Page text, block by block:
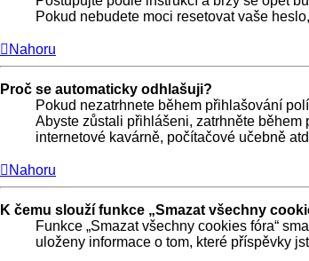
Pokud nebudete moci resetovat vaše
Nahoru
Proč se automaticky odhlašuji?
Pokud nezatrhnete během přihlašování
Abyste zůstali přihlášeni, zatrhněte během
internetové kavárně, počítačové učebně
Nahoru
K čemu slouží funkce „Smazat všechny
Funkce „Smazat všechny cookies fóra“
uloženy informace o tom, které příspěvky